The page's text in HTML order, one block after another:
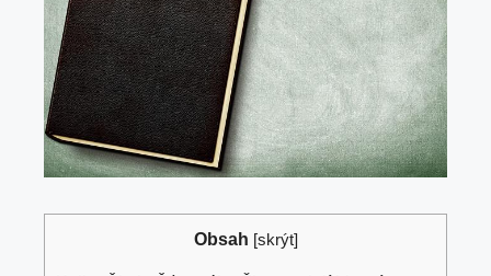
Obsah [skrýt]